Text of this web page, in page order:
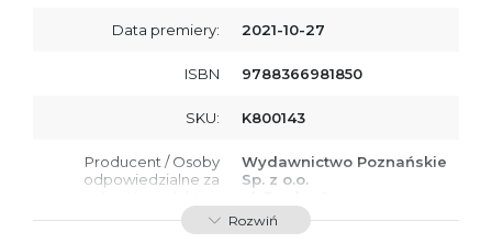
Data premiery: 2021-10-27
ISBN 9788366981850
SKU: K800143
Producent / Osoby
odpowiedzialne za
przepisami:
Wydawnictwo Poznańskie
Sp. z o.o.
61-701 Poznań
Polska
Rozwiń